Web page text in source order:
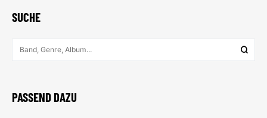
SUCHE
PASSEND DAZU